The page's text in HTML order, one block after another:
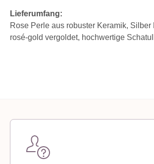
Lieferumfang:
Rose Perle aus robuster Keramik, Silber
rosé-gold vergoldet, hochwertige